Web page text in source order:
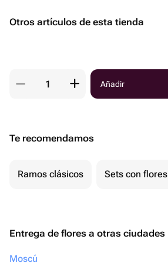
Otros artículos de esta tienda
Añadir
Te recomendamos
Ramos clásicos Sets con flores
Entrega de flores a otras ciudades
Moscú